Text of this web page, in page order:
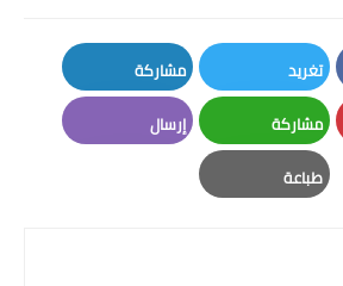
تغريد
Twitter
مشاركة
LinkedIn
مشاركة
Whatsapp
إرسال
طباعة